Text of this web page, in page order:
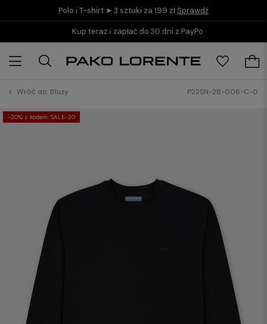
Polo i T-shirt ➤ 3 sztuki za 199 zł Sprawdź
Kup teraz i zapłać do 30 dni z PayPo
Wróć do: Bluzy P22SN-2B-006-C-0
-20% z kodem: SALE-20